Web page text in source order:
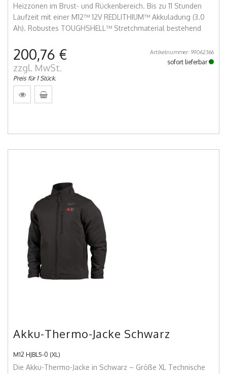
Heizzonen im Brust- und Rückenbereich. Bis zu 11 Stunden
Laufzeit mit einer M12™ 12V REDLITHIUM™ Akkuladung (3.0
Ah). Robustes TOUGHSHELL™ Stretchmaterial bestehend
200,76 €
zzgl. MwSt.
Preis für 1 Stück.
Artikelnummer: 99062366
sofort lieferbar
Akku-Thermo-Jacke Schwarz
M12 HJBL5-0 (XL)
Die Akku-Thermo-Jacke in Schwarz – Größe XL Technische